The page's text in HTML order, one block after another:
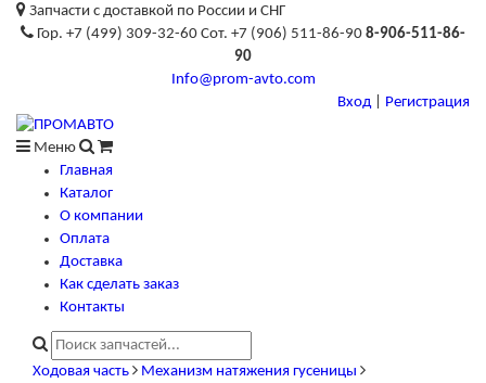
Запчасти с доставкой по России и СНГ
Гор. +7 (499) 309-32-60 Сот. +7 (906) 511-86-90 8-906-511-86-
90
Info@prom-avto.com
Вход
Регистрация
Меню
Главная
Каталог
О компании
Оплата
Доставка
Как сделать заказ
Контакты
Ходовая часть Механизм натяжения гусеницы